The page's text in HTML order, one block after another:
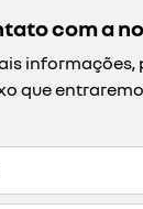
com a
informações,
que